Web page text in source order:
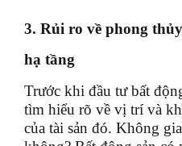
3. Rủi ro về phong
hạ tầng
Trước khi đầu tư bất
tìm hiểu rõ về vị trí và
của tài sản đó. Không